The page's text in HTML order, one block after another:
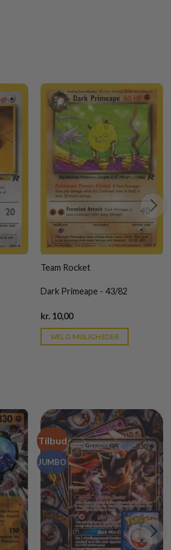
Team Rocket
Dark Primeape - 43/82
kr.10,00Current
is:
kr. 39,95.
VÆLG MULIGHEDER
Tilbud
JUMBO